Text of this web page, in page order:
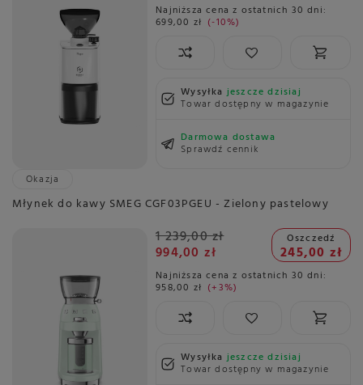
Najniższa cena z ostatnich 30 dni:
699,00 zł -10%
Wysyłkajeszcze dzisiaj
Towar dostępny w magazynie
Darmowa dostawa
Sprawdź cennik
Okazja
Młynek do kawy SMEG CGF03PGEU - Zielony pastelowy
1 239,00 zł
994,00 zł
Oszczedź
245,00 zł
Najniższa cena z ostatnich 30 dni:
958,00 zł +3%
Wysyłkajeszcze dzisiaj
Towar dostępny w magazynie